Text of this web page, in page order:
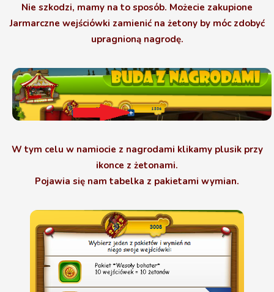
Nie szkodzi, mamy na to sposób. Możecie zakupione
Jarmarczne wejściówki zamienić na żetony by móc zdobyć
upragnioną nagrodę.
W tym celu w namiocie z nagrodami klikamy plusik przy
ikonce z żetonami.
Pojawia się nam tabelka z pakietami wymian.